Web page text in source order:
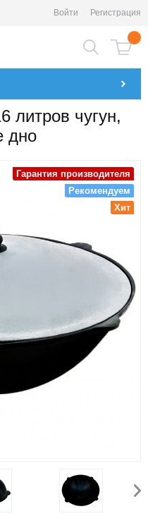
Войти Регистрация
литров чугун,
дно
Гарантия производителя
Рекомендуем
Хит